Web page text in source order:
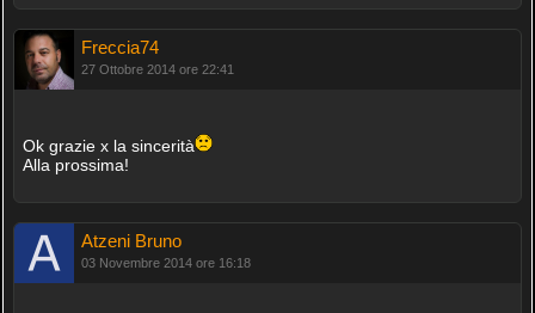
Freccia74
27 Ottobre 2014 ore 22:41
Ok grazie x la sincerità
Alla prossima!
Atzeni Bruno
03 Novembre 2014 ore 16:18